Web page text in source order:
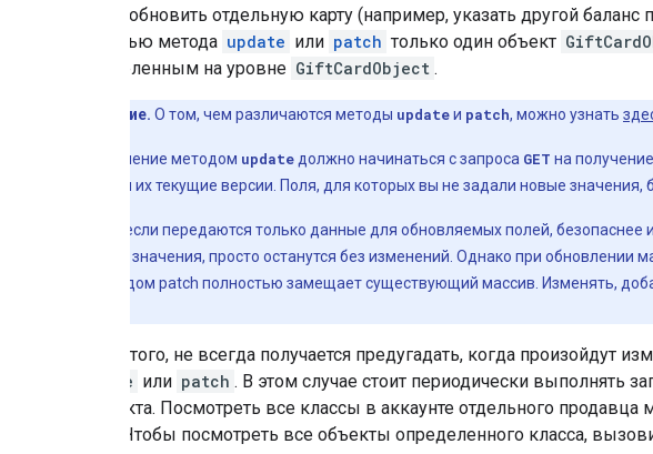
Чтобы обновить отдельную карту (например, указать другой
помощью метода update или patch только один объект
определенным на уровне GiftCardObject .
Примечание. О том, чем различаются методы updateи patch, можно узнать
Любое обновление методом update должно начинаться с запроса GET на
использованы их текущие версии. Поля, для которых вы не задали новые значения,
Как правило, если передаются только данные для обновляемых полей, безопаснее
задали новые значения, просто останутся без изменений. Однако при обновлении
запроса методом patch полностью замещает существующий массив. Изменять,
Кроме того, не всегда получается предугадать, когда произойдут
update или patch . В этом случае стоит периодически выполнять
и объекта. Посмотреть все классы в аккаунте отдельного
. Чтобы посмотреть все объекты определенного класса,